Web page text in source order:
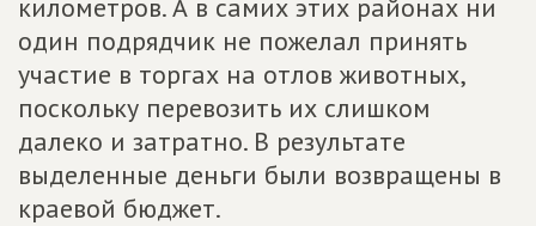
километров. А в самих этих районах ни
один подрядчик не пожелал принять
участие в торгах на отлов животных,
поскольку перевозить их слишком
далеко и затратно. В результате
выделенные деньги были возвращены в
краевой бюджет.